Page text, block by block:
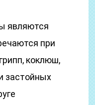
являются
при
коклюш,
застойных